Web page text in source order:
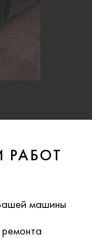
РАБОТ
машины
ремонта